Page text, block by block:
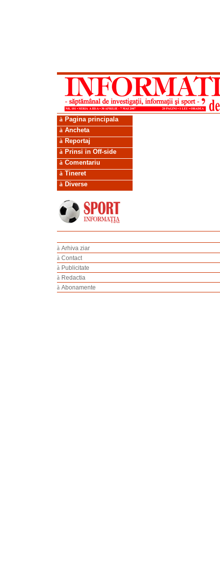
à Pagina principala
à Ancheta
à Reportaj
à Prinsi in Off-side
à Comentariu
à Tineret
à Diverse
à Arhiva ziar
à Contact
à Publicitate
à Redactia
à Abonamente